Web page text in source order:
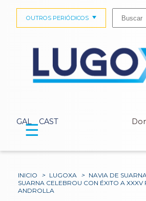
GAL CAST
OUTROS PERIÓDICOS
☰
INICIO > LUGOXA > NAVIA DE
SUARNA CELEBROU CON ÉXITO A XXXV
ANDROLLA